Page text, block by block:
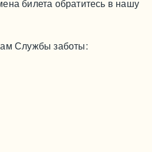
билета обратитесь в нашу
Службы заботы: